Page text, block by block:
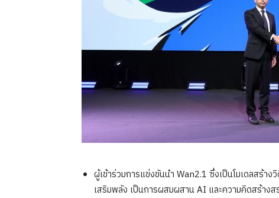
ผู้เข้าร่วมการแข่งขันนำ Wan2.1 ซึ่งเป็นโมเดลสร้า
เสริมพลัง เป็นการผสมผสาน AI และความคิดสร้าง